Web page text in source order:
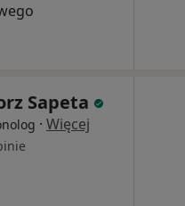
Sapeta
· Więcej